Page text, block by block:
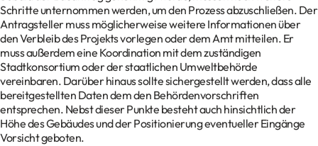
Schritte unternommen werden, um den Prozess abzuschließen. Der
Antragsteller muss möglicherweise weitere Informationen über
den Verbleib des Projekts vorlegen oder dem Amt mitteilen. Er
muss außerdem eine Koordination mit dem zuständigen
Stadtkonsortium oder der staatlichen Umweltbehörde
vereinbaren. Darüber hinaus sollte sichergestellt werden, dass alle
bereitgestellten Daten dem den Behördenvorschriften
entsprechen. Nebst dieser Punkte besteht auch hinsichtlich der
Höhe des Gebäudes und der Positionierung eventueller Eingänge
Vorsicht geboten.